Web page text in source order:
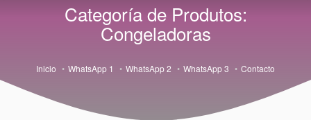
Categoría de Produtos:
Congeladoras
Inicio WhatsApp 1 WhatsApp 2 WhatsApp 3 Contacto